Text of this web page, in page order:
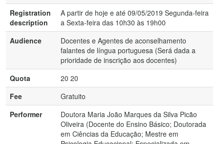
Registration
description
A partir de hoje e até 09/05/2019 Segunda-feira
a Sexta-feira das 10h30 às 19h00
Audience
Docentes e Agentes de aconselhamento
falantes de língua portuguesa (Será dada a
prioridade de inscrição aos docentes)
Quota
20 20
Fee
Gratuito
Performer
Doutora Maria João Marques da Silva Picão
Oliveira (Docente do Ensino Básico; Doutorada
em Ciências da Educação; Mestre em